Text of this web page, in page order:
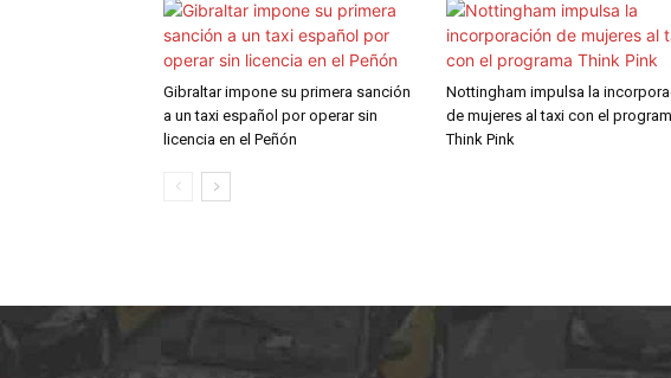
Gibraltar impone su primera sanción
a un taxi español por operar sin
licencia en el Peñón
Nottingham impulsa la
de mujeres al taxi con el
Think Pink